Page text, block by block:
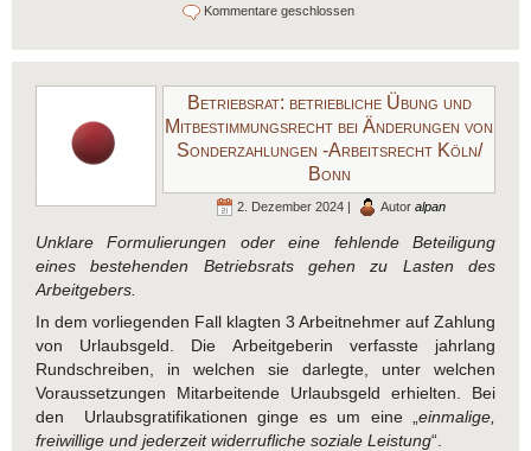
Kommentare geschlossen
Betriebsrat: betriebliche Übung und
Mitbestimmungsrecht bei Änderungen von
Sonderzahlungen -Arbeitsrecht Köln/
Bonn
2. Dezember 2024 | Autor alpan
Unklare Formulierungen oder eine fehlende Beteiligung
eines bestehenden Betriebsrats gehen zu Lasten des
Arbeitgebers.
In dem vorliegenden Fall klagten 3 Arbeitnehmer auf Zahlung
von Urlaubsgeld. Die Arbeitgeberin verfasste jahrlang
Rundschreiben, in welchen sie darlegte, unter welchen
Voraussetzungen Mitarbeitende Urlaubsgeld erhielten. Bei
den Urlaubsgratifikationen ginge es um eine „ einmalige,
freiwillige und jederzeit widerrufliche soziale Leistung“.